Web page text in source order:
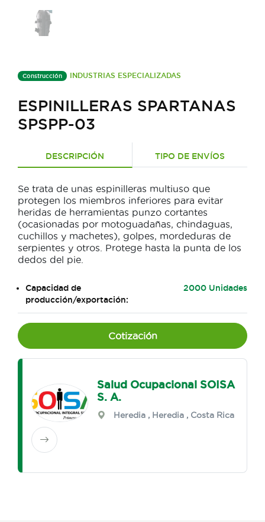
Construcción INDUSTRIAS ESPECIALIZADAS
ESPINILLERAS SPARTANAS
SPSPP-03
DESCRIPCIÓN TIPO DE ENVÍOS
Se trata de unas espinilleras multiuso que
protegen los miembros inferiores para evitar
heridas de herramientas punzo cortantes
(ocasionadas por motoguadañas, chindaguas,
cuchillos y machetes), golpes, mordeduras de
serpientes y otros. Protege hasta la punta de los
dedos del pie.
Capacidad de
producción/exportación:
2000 Unidades
Cotización
Salud Ocupacional SOISA
S. A.
Heredia , Heredia , Costa Rica